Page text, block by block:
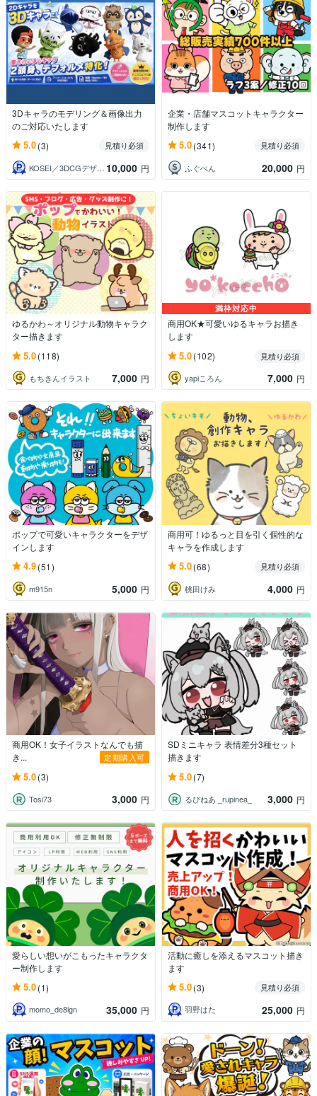
3Dキャラのモデリング＆画像出力
のご対応いたします
5.0(3)
見積り必須
KOSEI／3DCGデザイナー 10,000 円
企業・店舗マスコットキャラクター
制作します
5.0(341)
見積り必須
ふぐぺん
20,000 円
ゆるかわ～オリジナル動物キャラク
ター描きます
5.0(118)
もちきんイラスト 7,000 円
満枠対応中
商用OK★可愛いゆるキャラお描き
します
5.0(102)
見積り必須
yapiころん
7,000 円
ポップで可愛いキャラクターをデザ
インします
4.9(51)
m915n 5,000 円
商用可！ゆるっと目を引く個性的な
キャラを作成します
5.0(68)
見積り必須
桃田けみ
4,000 円
商用OK！女子イラストなんでも描
き...
定期購入可
5.0(3)
Tosi73 3,000 円
SDミニキャラ 表情差分3種セット
描きます
5.0(7)
るぴねあ _rupinea_ 3,000 円
愛らしい想いがこもったキャラクタ
ー制作します
5.0(1)
momo_de8ign 35,000 円
活動に癒しを添えるマスコット描き
ます
5.0(3)
見積り必須
羽野はた
25,000 円